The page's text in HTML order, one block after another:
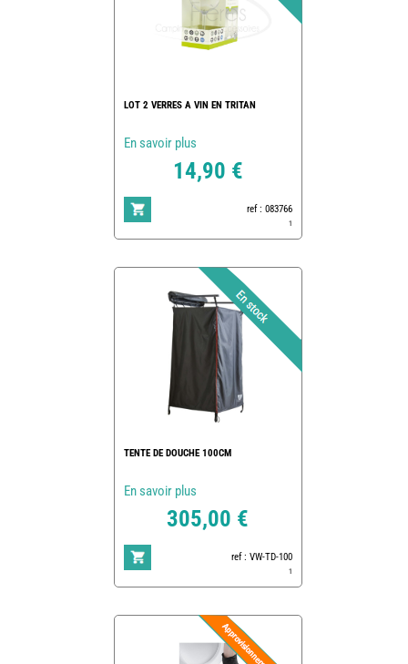
LOT 2 VERRES A VIN EN TRITAN
En savoir plus
14,90 €
ref : 083766
1
TENTE DE DOUCHE 100CM
En savoir plus
305,00 €
ref : VW-TD-100
1